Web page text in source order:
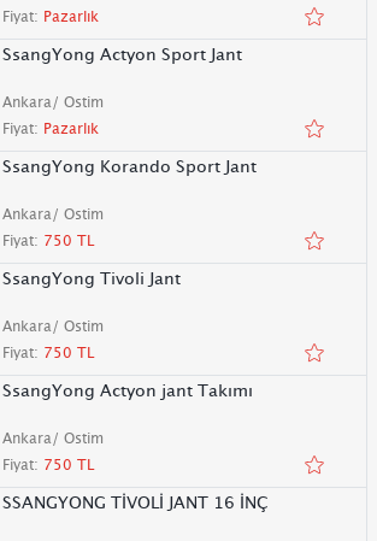
Fiyat: Pazarlık
SsangYong Actyon Sport Jant
Ankara/ Ostim
Fiyat: Pazarlık
SsangYong Korando Sport Jant
Ankara/ Ostim
Fiyat: 750 TL
SsangYong Tivoli Jant
Ankara/ Ostim
Fiyat: 750 TL
SsangYong Actyon jant Takımı
Ankara/ Ostim
Fiyat: 750 TL
SSANGYONG TİVOLİ JANT 16 İNÇ